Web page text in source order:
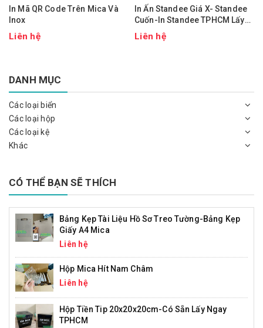
In Mã QR Code Trên Mica Và
Inox
Liên hệ
In Ấn Standee Giá X- Standee
Cuốn-In Standee TPHCM Lấy
Nhanh
Liên hệ
DANH MỤC
Các loại biển
Các loại hộp
Các loại kệ
Khác
CÓ THỂ BẠN SẼ THÍCH
Bảng Kẹp Tài Liệu Hồ Sơ Treo Tường-Bảng Kẹp
Giấy A4 Mica
Liên hệ
Hộp Mica Hít Nam Châm
Liên hệ
Hộp Tiền Tip 20x20x20cm-Có Sẵn Lấy Ngay
TPHCM